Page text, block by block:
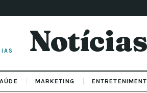
MARKETING